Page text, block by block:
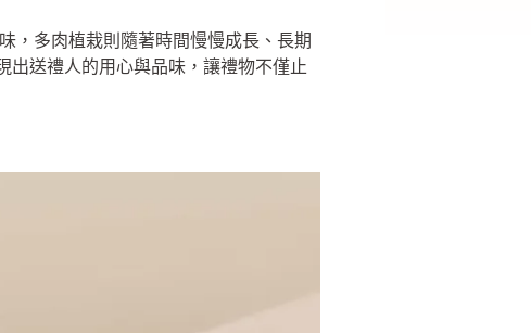
，多肉植栽則隨著時間慢慢成長、長期
出送禮人的用心與品味，讓禮物不僅止